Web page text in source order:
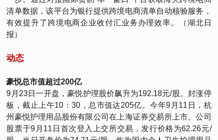
清单数据，该平台为银行提供跨境电商清单自动核验服务，
有效提升了跨境电商企业收付汇业务办理效率。（湖北日
报）
动态
豪悦总市值超过200亿
9月23日一开盘，豪悦护理股价飙升为192.18元/股。封涨停
板，截止上午10：30，总市值达205亿。今年9月11日，杭
州豪悦护理用品股份有限公司在上海证券交易所上市。公司
股票于9月11日首次登入上交所交易，发行价格为62.26元/